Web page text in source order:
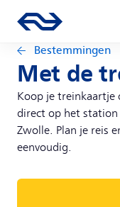
Hoofdnavigatie
Ga naar de
Bestemmingen
Met de
Koop je treinkaartje
direct op het
Zwolle. Plan je reis
eenvoudig.